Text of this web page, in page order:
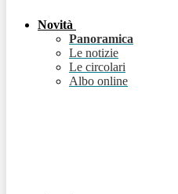
Novità
Panoramica
Le notizie
Le circolari
Albo online